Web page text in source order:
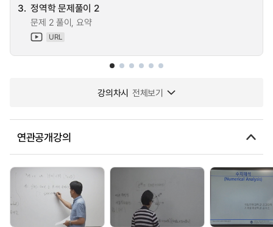
3. 정역학 문제풀이 2
문제 2 풀이, 요약
URL
강의차시 전체보기
연관공개강의